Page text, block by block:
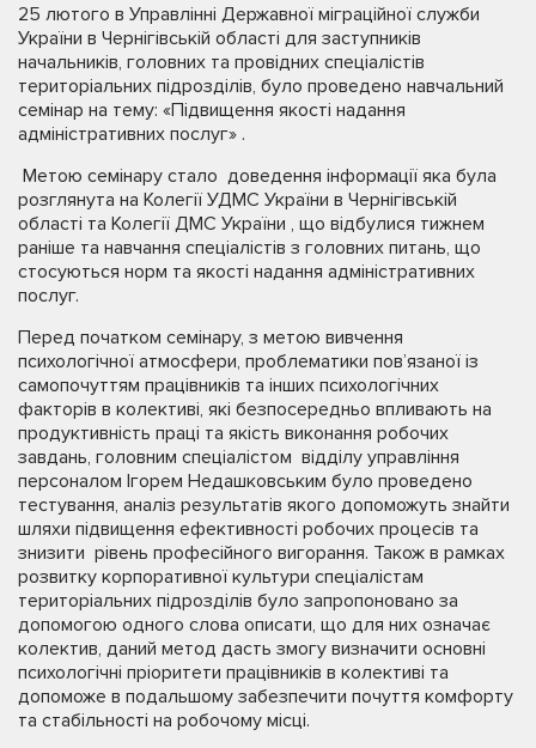
25 лютого в Управлінні Державної міграційної служби
України в Чернігівській області для заступників
начальників, головних та провідних спеціалістів
територіальних підрозділів, було проведено навчальний
семінар на тему: «Підвищення якості надання
адміністративних послуг» .
Метою семінару стало доведення інформації яка була
розглянута на Колегії УДМС України в Чернігівській
області та Колегії ДМС України , що відбулися тижнем
раніше та навчання спеціалістів з головних питань, що
стосуються норм та якості надання адміністративних
послуг.
Перед початком семінару, з метою вивчення
психологічної атмосфери, проблематики пов’язаної із
самопочуттям працівників та інших психологічних
факторів в колективі, які безпосередньо впливають на
продуктивність праці та якість виконання робочих
завдань, головним спеціалістом відділу управління
персоналом Ігорем Недашковським було проведено
тестування, аналіз результатів якого допоможуть знайти
шляхи підвищення ефективності робочих процесів та
знизити рівень професійного вигорання. Також в рамках
розвитку корпоративної культури спеціалістам
територіальних підрозділів було запропоновано за
допомогою одного слова описати, що для них означає
колектив, даний метод дасть змогу визначити основні
психологічні пріоритети працівників в колективі та
допоможе в подальшому забезпечити почуття комфорту
та стабільності на робочому місці.